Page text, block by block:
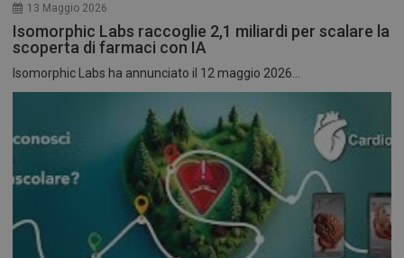
13 Maggio 2026
Isomorphic Labs raccoglie 2,1 miliardi per scalare la
scoperta di farmaci con IA
Isomorphic Labs ha annunciato il 12 maggio 2026...